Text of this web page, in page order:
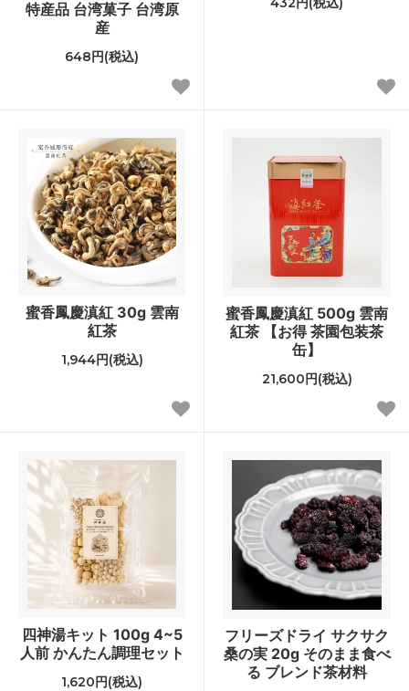
特産品 台湾菓子 台湾原
産
648円(税込)
蜜香鳳慶滇紅 30g 雲南
紅茶
1,944円(税込)
蜜香鳳慶滇紅 500g 雲南
紅茶 【お得 茶園包装茶
缶】
21,600円(税込)
四神湯キット 100g 4~5
人前 かんたん調理セット
1,620円(税込)
フリーズドライ サクサク
桑の実 20g そのまま食べ
る ブレンド茶材料